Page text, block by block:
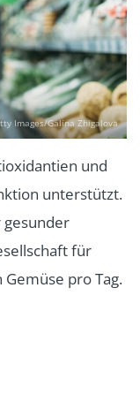
Images/Galina Zhigalova
und
unterstützt.
gesunder
für
pro Tag.